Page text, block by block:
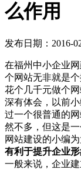
么作用
发布日期：2016-
在福州中小企业
个网站无非就是
花个几千元做个
深有体会，以前
过一个很普通的
然不多，但这是
网站建设的小编
有利于提升企业形
一般来说，企业